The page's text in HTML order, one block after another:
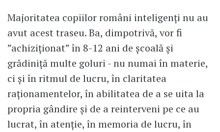
Majoritatea copiilor români inteligenți nu au
avut acest traseu. Ba, dimpotrivă, vor fi
”achiziționat” în 8-12 ani de școală și
grădiniță multe goluri - nu numai în materie,
ci și în ritmul de lucru, în claritatea
raționamentelor, în abilitatea de a se uita la
propria gândire și de a reinterveni pe ce au
lucrat, în atenție, în memoria de lucru, în